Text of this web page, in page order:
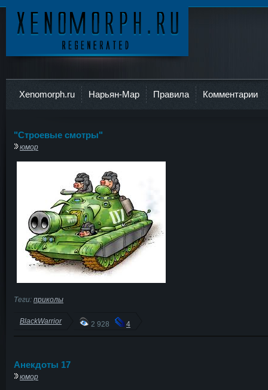
Xenomorph.ru Нарьян-Мар Правила Комментарии
"Строевые смотры"
юмор
Теги: приколы
BlackWarrior 2 928 4
Анекдоты 17
юмор